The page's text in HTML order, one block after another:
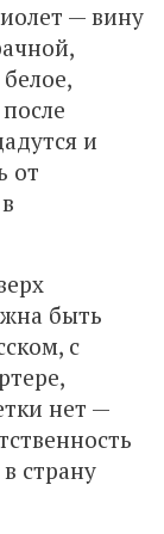
— вину
и
от
быть
с
нет —
страну